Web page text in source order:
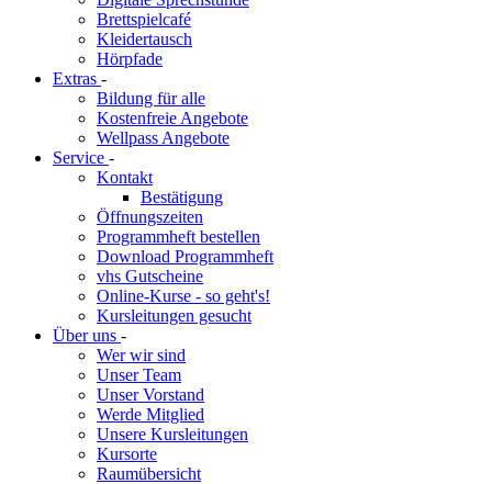
Brettspielcafé
Kleidertausch
Hörpfade
Extras -
Bildung für alle
Kostenfreie Angebote
Wellpass Angebote
Service -
Kontakt
Bestätigung
Öffnungszeiten
Programmheft bestellen
Download Programmheft
vhs Gutscheine
Online-Kurse - so geht's!
Kursleitungen gesucht
Über uns -
Wer wir sind
Unser Team
Unser Vorstand
Werde Mitglied
Unsere Kursleitungen
Kursorte
Raumübersicht